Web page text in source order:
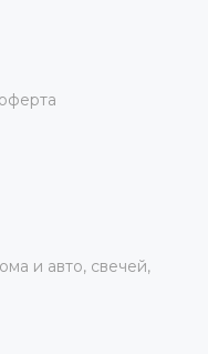
и авто, свечей,